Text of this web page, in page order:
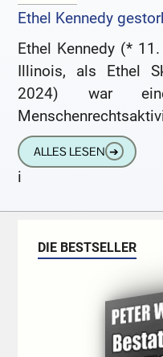
Ethel Kennedy
Ethel Kennedy (*
Illinois, als Ethel
2024) war eine
Justizministers
Kennedy. Nachdem
ALLES LESEN ➔
i
DIE BESTSELLER